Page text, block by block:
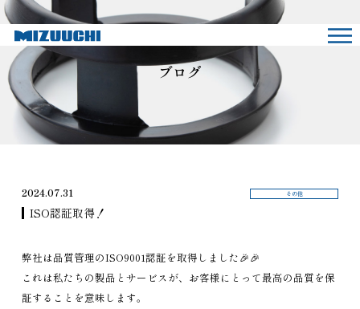
ブログ
2024.07.31
ISO認証取得！
その他
弊社は品質管理のISO9001認証を取得しました🎉🎉
これは私たちの製品とサービスが、お客様にとって最高の品質を保
証することを意味します。